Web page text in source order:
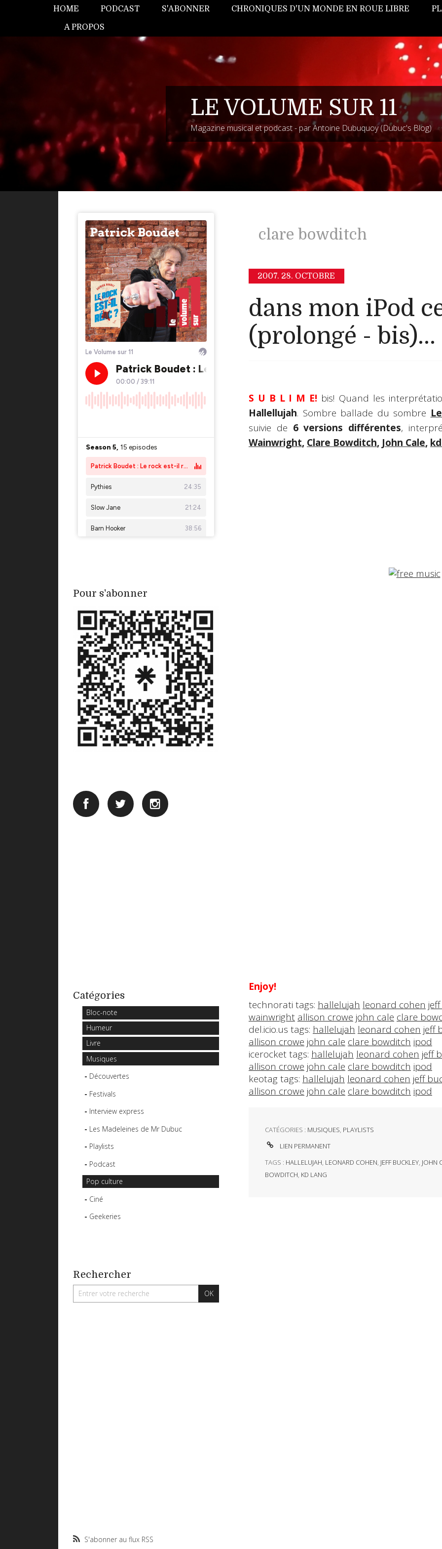
HOME PODCAST S'ABONNER CHRONIQUES D'UN MONDE EN ROUE LIBRE
A PROPOS
LE VOLUME SUR 11
Magazine musical et podcast - par Antoine Dubuquoy (Dubuc's Blog)
Pour s'abonner
Catégories
Bloc-note
Humeur
Livre
Musiques
Découvertes
Festivals
Interview express
Les Madeleines de Mr Dubuc
Playlists
Podcast
Pop culture
Ciné
Geekeries
Rechercher
S'abonner au flux RSS
clare bowditch
2007. 28. OCTOBRE
dans mon iPod
(prolongé - bis)...
S U B L I M E! bis! Quand les
Hallellujah. Sombre ballade du sombre
suivie de 6 versions différentes,
Wainwright, Clare Bowditch, John Cale,
Enjoy!
technorati tags: hallelujah leonard cohen
wainwright allison crowe john cale clare
del.icio.us tags: hallelujah leonard cohen jeff
allison crowe john cale clare bowditch ipod
icerocket tags: hallelujah leonard cohen jeff
allison crowe john cale clare bowditch ipod
keotag tags: hallelujah leonard cohen jeff
allison crowe john cale clare bowditch ipod
CATÉGORIES : MUSIQUES, PLAYLISTS
LIEN PERMANENT
TAGS : HALLELUJAH, LEONARD COHEN, JEFF BUCKLEY, JOHN
BOWDITCH, KD LANG